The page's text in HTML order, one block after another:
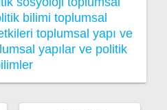
bilimi toplumsal
toplumsal yapı ve
yapılar ve politik